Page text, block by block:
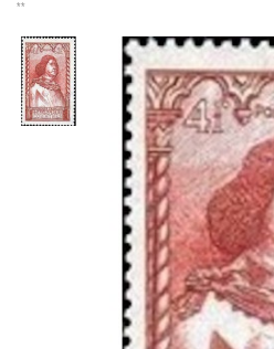
**